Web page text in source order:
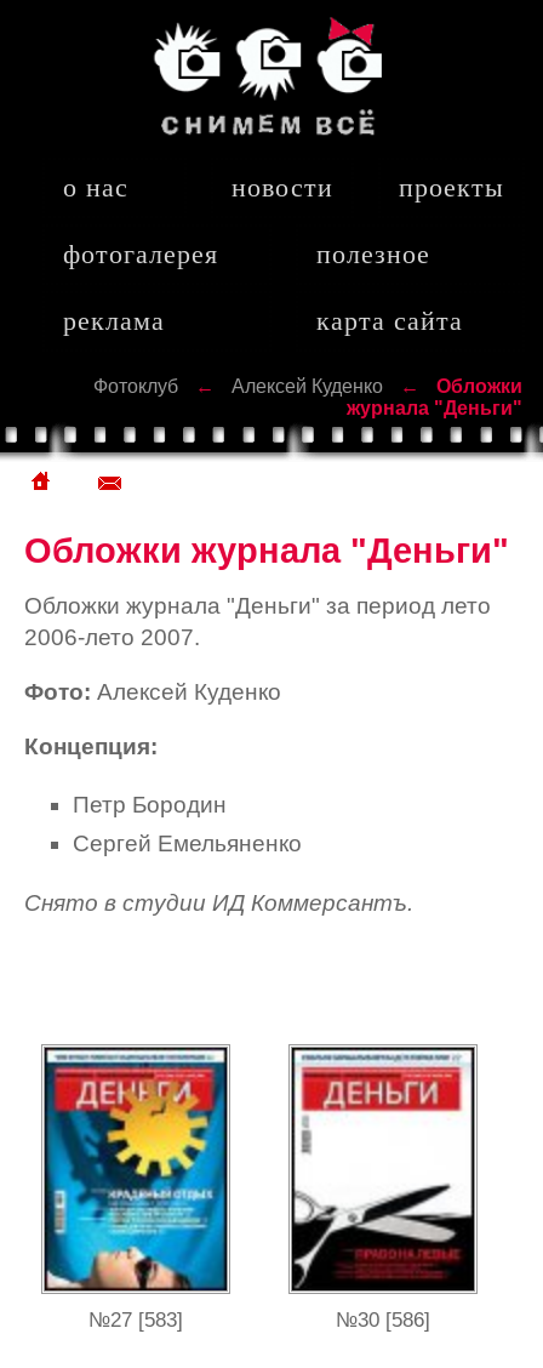
о нас новости проекты
фотогалерея полезное
реклама карта сайта
Фотоклуб ← Алексей Куденко ←
Обложки
журнала "Деньги"
Обложки журнала "Деньги"
Обложки журнала "Деньги" за период лето
2006-лето 2007.
Фото: Алексей Куденко
Концепция:
Петр Бородин
Сергей Емельяненко
Снято в студии ИД Коммерсантъ.
№27 [583] №30 [586]